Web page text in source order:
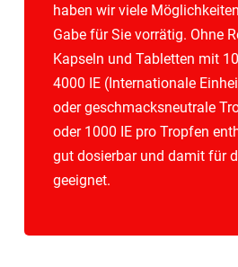
haben wir viele
Gabe für Sie vorrätig. Ohne
Kapseln und Tabletten mit
4000 IE (Internationale
oder geschmacksneutrale
oder 1000 IE pro Tropfen
gut dosierbar und damit für
geeignet.